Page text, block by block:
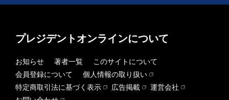
プレジデントオンラインについて
お知らせ 著者一覧
このサイトについて
会員登録について
個人情報の取り扱い
特定商取引法に基づく表示
広告掲載
運営会社